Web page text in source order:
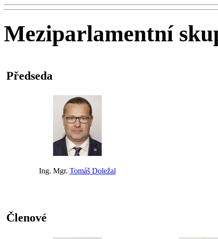
Meziparlamentní
Předseda
Ing. Mgr. Tomáš Doležal
Členové